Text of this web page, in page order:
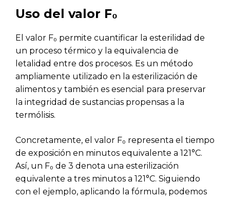
Uso del valor F₀
El valor F₀ permite cuantificar la esterilidad de
un proceso térmico y la equivalencia de
letalidad entre dos procesos. Es un método
ampliamente utilizado en la esterilización de
alimentos y también es esencial para preservar
la integridad de sustancias propensas a la
termólisis.
Concretamente, el valor F₀ representa el tiempo
de exposición en minutos equivalente a 121°C.
Así, un F₀ de 3 denota una esterilización
equivalente a tres minutos a 121°C. Siguiendo
con el ejemplo, aplicando la fórmula, podemos